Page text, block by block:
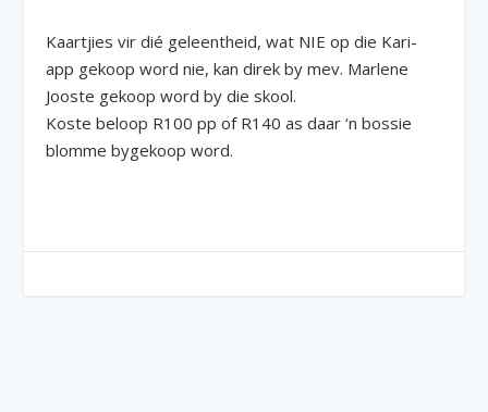
Kaartjies vir dié geleentheid, wat NIE op die Kari-
app gekoop word nie, kan direk by mev. Marlene
Jooste gekoop word by die skool.
Koste beloop R100 pp of R140 as daar ‘n bossie
blomme bygekoop word.